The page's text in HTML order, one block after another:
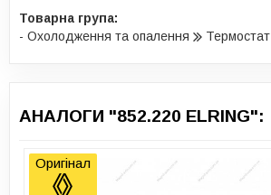
Товарна група:
- Охолодження та опалення
Термостат
АНАЛОГИ "852.220 ELRING":
Оригінал